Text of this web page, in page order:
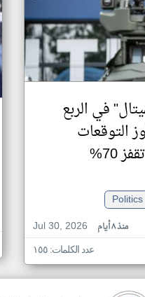
في الربع
التوقعات
70%
Politics
Jul 30, 2026
منذ ٨ أيام
عدد الكلمات: ١٥٥